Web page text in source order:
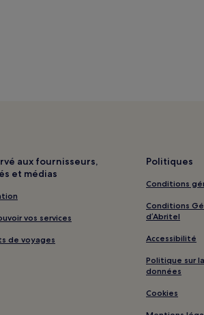
aux fournisseurs,
et médias
vos services
de voyages
Politiques
Conditions
Conditions
d’Abritel
Accessibilité
Politique sur
données
Cookies